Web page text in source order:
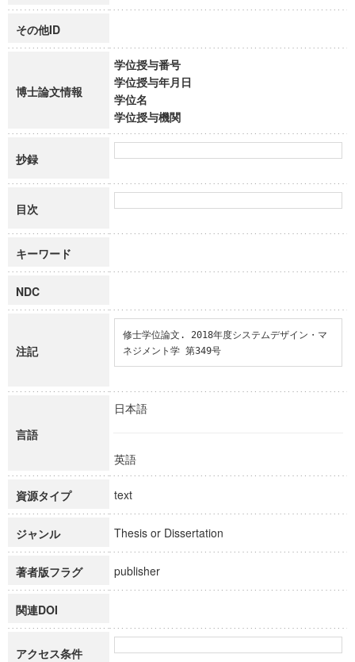
その他ID
博士論文情報
学位授与番号
学位授与年月日
学位名
学位授与機関
抄録
目次
キーワード
NDC
注記
修士学位論文. 2018年度システムデザイン・マ
ネジメント学 第349号
言語
日本語
英語
資源タイプ text
ジャンル Thesis or Dissertation
著者版フラグ publisher
関連DOI
アクセス条件